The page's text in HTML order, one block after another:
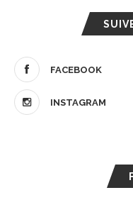
FACEBOOK
INSTAGRAM